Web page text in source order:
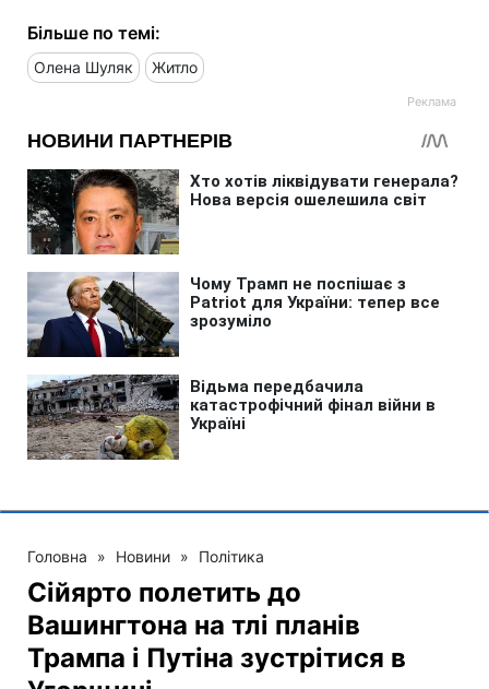
Більше по темі:
Олена Шуляк Житло
Головна » Новини » Політика
Сійярто полетить до
Вашингтона на тлі планів
Трампа і Путіна зустрітися в